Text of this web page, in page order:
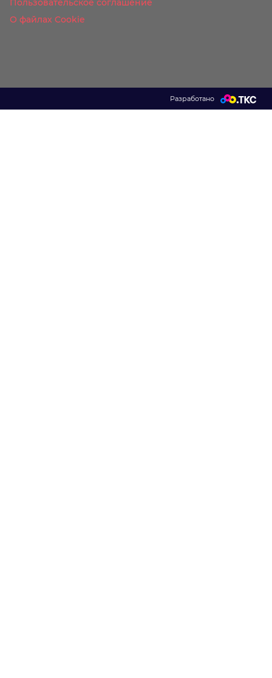
Пользовательское соглашение
О файлах Cookie
Разработано